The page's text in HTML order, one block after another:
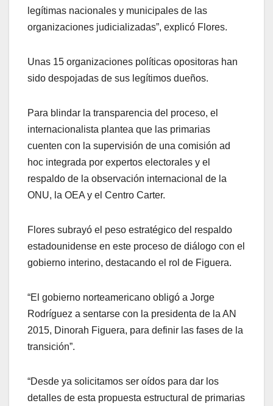
legítimas nacionales y municipales de las
organizaciones judicializadas”, explicó Flores.
Unas 15 organizaciones políticas opositoras han
sido despojadas de sus legítimos dueños.
Para blindar la transparencia del proceso, el
internacionalista plantea que las primarias
cuenten con la supervisión de una comisión ad
hoc integrada por expertos electorales y el
respaldo de la observación internacional de la
ONU, la OEA y el Centro Carter.
Flores subrayó el peso estratégico del respaldo
estadounidense en este proceso de diálogo con el
gobierno interino, destacando el rol de Figuera.
“El gobierno norteamericano obligó a Jorge
Rodríguez a sentarse con la presidenta de la AN
2015, Dinorah Figuera, para definir las fases de la
transición”.
“Desde ya solicitamos ser oídos para dar los
detalles de esta propuesta estructural de primarias